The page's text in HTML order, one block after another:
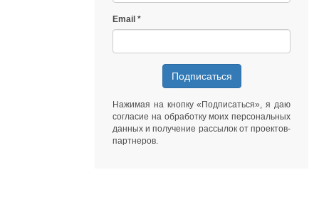
Email
Подписаться
Нажимая на кнопку «Подписаться», я даю
согласие на обработку моих персональных
данных и получение рассылок от проектов-
партнеров.